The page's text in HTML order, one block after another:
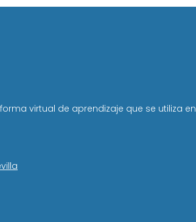
virtual de aprendizaje que se utiliza en